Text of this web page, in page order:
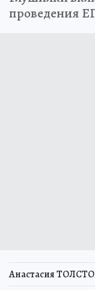
проведения
Анастасия